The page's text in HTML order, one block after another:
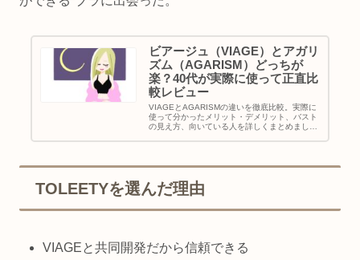
ビアージュ（VIAGE）とアガリ
ズム（AGARISM）どっちが
楽？40代が実際に使って正直比
較レビュー
VIAGEとAGARISMの違いを徹底比較。実際に
使って分かったメリット・デメリット、バスト
の見え方、向いている人を詳しくまとめまし
TOLEETYを選んだ理由
VIAGEと共同開発だから信頼できる